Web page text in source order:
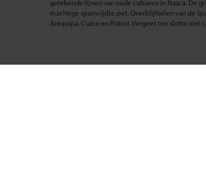
getekende lijnen van oude culturen in Nazca. De
machtige spanwijdte ziet. Overblijfselen van de
Arequipa, Cuzco en Potosí. Vergeet ten slotte niet